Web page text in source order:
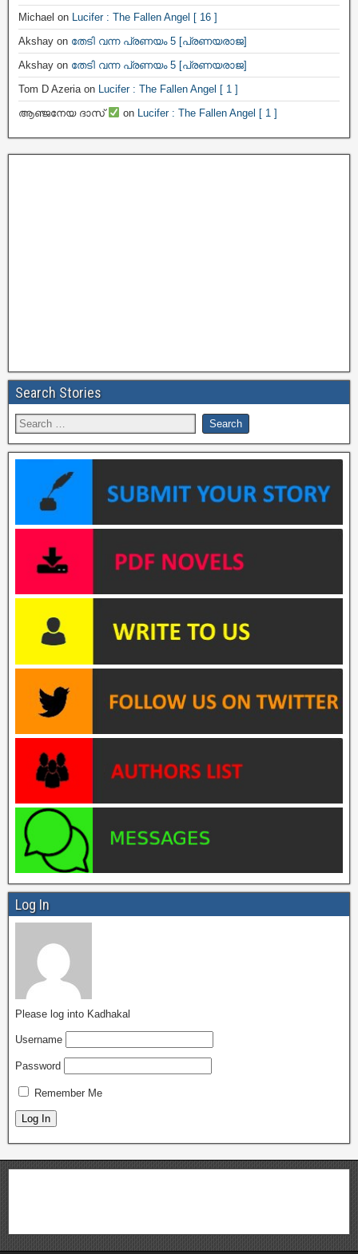
Michael on Lucifer : The Fallen Angel [ 16 ]
Akshay on തേടി വന്ന പ്രണയം 5 [പ്രണയരാജ]
Akshay on തേടി വന്ന പ്രണയം 5 [പ്രണയരാജ]
Tom D Azeriaon Lucifer : The Fallen Angel [ 1 ]
ആഞ്ജനേയ ദാസ്
on Lucifer : The Fallen Angel [ 1 ]
Search Stories
Log In
Please log into Kadhakal
Username
Password
Remember Me